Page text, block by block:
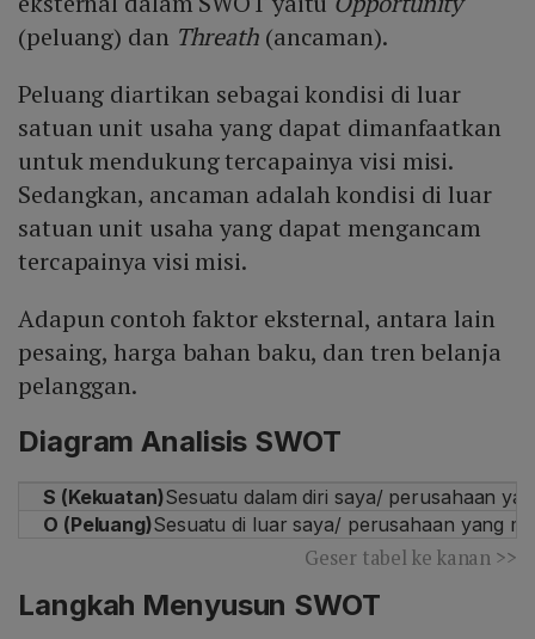
(peluang) dan Threath(ancaman).
Peluang diartikan sebagai kondisi di luar
satuan unit usaha yang dapat dimanfaatkan
untuk mendukung tercapainya visi misi.
Sedangkan, ancaman adalah kondisi di luar
satuan unit usaha yang dapat mengancam
tercapainya visi misi.
Adapun contoh faktor eksternal, antara lain
pesaing, harga bahan baku, dan tren belanja
pelanggan.
Diagram Analisis SWOT
S (Kekuatan)Sesuatu dalam diri saya/ perusahaan
O (Peluang)Sesuatu di luar saya/ perusahaan yang
Geser tabel ke kanan >>
Langkah Menyusun SWOT